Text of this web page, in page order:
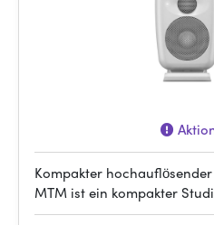
Kompakter
MTM ist ein kompakter